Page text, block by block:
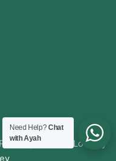
With Love By
Need Help?Chat
with Ayah